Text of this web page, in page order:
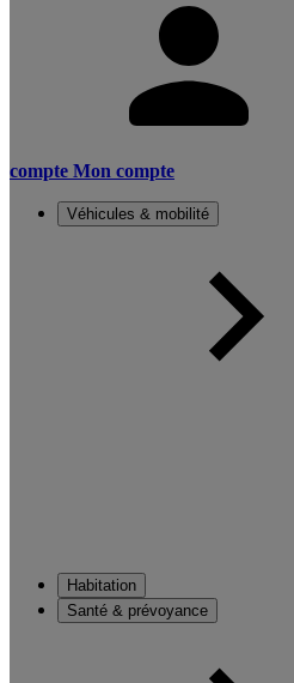
compte Mon compte
Véhicules & mobilité
Habitation
Santé & prévoyance